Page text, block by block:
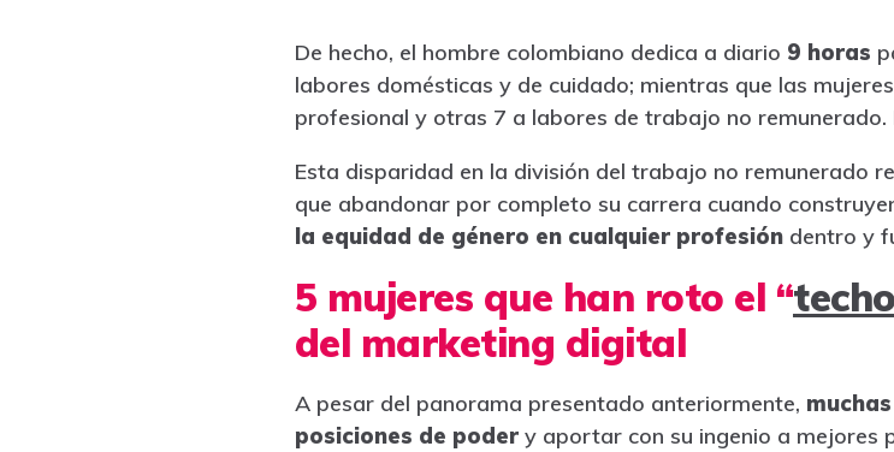
De hecho, el hombre colombiano dedica a diario 9 horas
labores domésticas y de cuidado; mientras que las
profesional y otras 7 a labores de trabajo no remunerado.
Esta disparidad en la división del trabajo no remunerado
que abandonar por completo su carrera cuando
la equidad de género en cualquier profesión dentro y
5 mujeres que han roto el “
del marketing digital
A pesar del panorama presentado anteriormente,
posiciones de podery aportar con su ingenio a mejores